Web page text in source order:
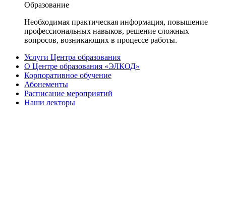
Образование
Необходимая практическая информация, повышение
профессиональных навыков, решение сложных
вопросов, возникающих в процессе работы.
Услуги Центра образования
О Центре образования «ЭЛКОД»
Корпоративное обучение
Абонементы
Расписание мероприятий
Наши лекторы